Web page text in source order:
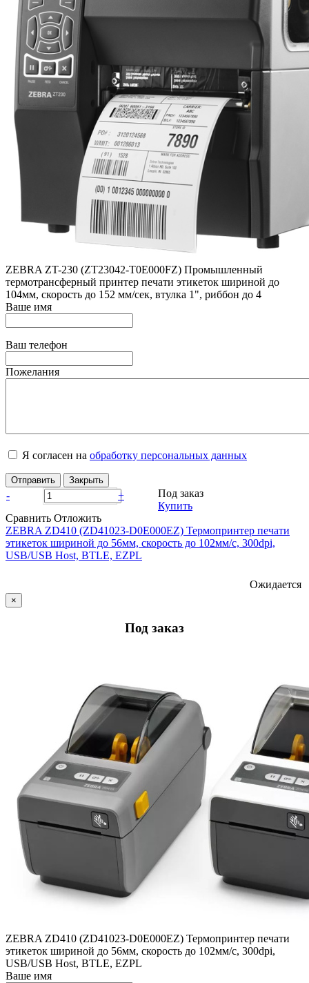
ZEBRA ZT-230 (ZT23042-T0E000FZ) Промышленный
термотрансферный принтер печати этикеток шириной до
104мм, скорость до 152 мм/сек, втулка 1", риббон до 4
Ваше имя
Ваш телефон
Пожелания
Я согласен на обработку персональных данных
Отправить Закрыть
- +
Под заказ
Купить
Сравнить Отложить
ZEBRA ZD410 (ZD41023-D0E000EZ) Термопринтер печати
этикеток шириной до 56мм, скорость до 102мм/с, 300dpi,
USB/USB Host, BTLE, EZPL
Ожидается
×
Под заказ
ZEBRA ZD410 (ZD41023-D0E000EZ) Термопринтер печати
этикеток шириной до 56мм, скорость до 102мм/с, 300dpi,
USB/USB Host, BTLE, EZPL
Ваше имя